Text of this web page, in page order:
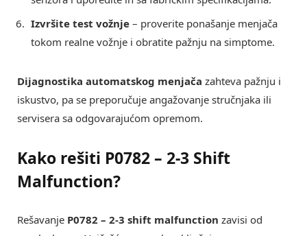
Izvršite test vožnje – proverite ponašanje menjača
tokom realne vožnje i obratite pažnju na simptome.
Dijagnostika automatskog menjača zahteva pažnju i
iskustvo, pa se preporučuje angažovanje stručnjaka ili
servisera sa odgovarajućom opremom.
Kako rešiti P0782 – 2-3 Shift
Malfunction?
Rešavanje P0782 – 2-3 shift malfunction zavisi od